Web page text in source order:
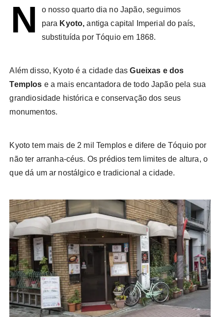
N
o nosso quarto dia no Japão, seguimos
para Kyoto, antiga capital Imperial do país,
substituída por Tóquio em 1868.
Além disso, Kyoto é a cidade das Gueixas e dos
Templos e a mais encantadora de todo Japão pela sua
grandiosidade histórica e conservação dos seus
monumentos.
Kyoto tem mais de 2 mil Templos e difere de Tóquio por
não ter arranha-céus. Os prédios tem limites de altura, o
que dá um ar nostálgico e tradicional a cidade.